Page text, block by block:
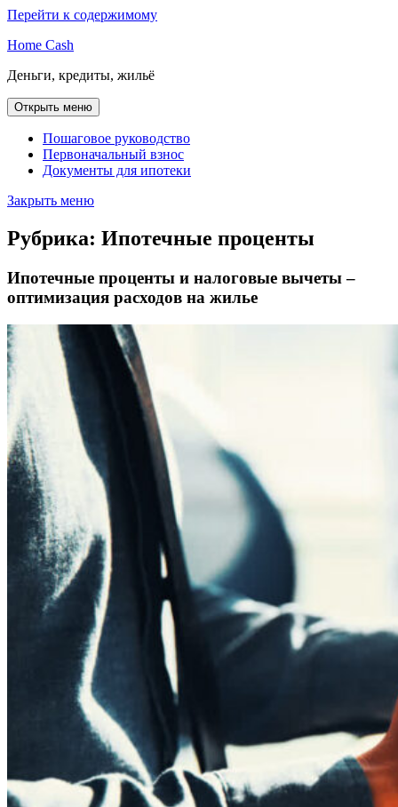
Перейти к содержимому
Home Cash
Деньги, кредиты, жильё
Открыть меню
Пошаговое руководство
Первоначальный взнос
Документы для ипотеки
Закрыть меню
Рубрика: Ипотечные проценты
Ипотечные проценты и налоговые вычеты –
оптимизация расходов на жилье